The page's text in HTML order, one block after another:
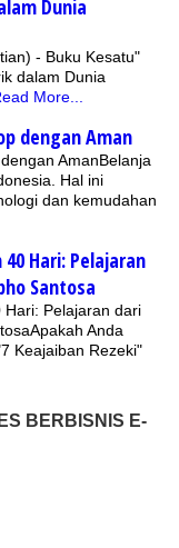
Dunia
- Buku Kesatu"
dalam Dunia
More...
dengan Aman
AmanBelanja
Hal ini
dan kemudahan
Hari: Pelajaran
Santosa
Hari: Pelajaran dari
Anda
Keajaiban Rezeki"
BERBISNIS E-